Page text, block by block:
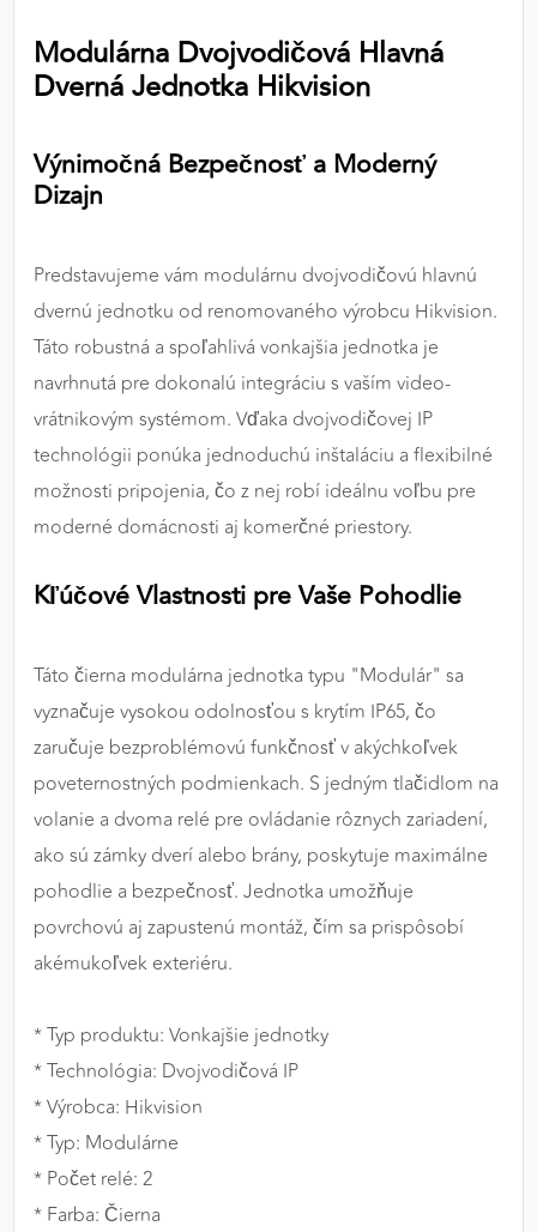
Modulárna Dvojvodičová Hlavná
Dverná Jednotka Hikvision
Výnimočná Bezpečnosť a Moderný
Dizajn
Predstavujeme vám modulárnu dvojvodičovú hlavnú
dvernú jednotku od renomovaného výrobcu Hikvision.
Táto robustná a spoľahlivá vonkajšia jednotka je
navrhnutá pre dokonalú integráciu s vaším video-
vrátnikovým systémom. Vďaka dvojvodičovej IP
technológii ponúka jednoduchú inštaláciu a flexibilné
možnosti pripojenia, čo z nej robí ideálnu voľbu pre
moderné domácnosti aj komerčné priestory.
Kľúčové Vlastnosti pre Vaše Pohodlie
Táto čierna modulárna jednotka typu "Modulár" sa
vyznačuje vysokou odolnosťou s krytím IP65, čo
zaručuje bezproblémovú funkčnosť v akýchkoľvek
poveternostných podmienkach. S jedným tlačidlom na
volanie a dvoma relé pre ovládanie rôznych zariadení,
ako sú zámky dverí alebo brány, poskytuje maximálne
pohodlie a bezpečnosť. Jednotka umožňuje
povrchovú aj zapustenú montáž, čím sa prispôsobí
akémukoľvek exteriéru.
* Typ produktu: Vonkajšie jednotky
* Technológia: Dvojvodičová IP
* Výrobca: Hikvision
* Typ: Modulárne
* Počet relé: 2
* Farba: Čierna
Google Analytics
správania používateľov naprieč webovými
stránkami. Umožňujú nám a našim partnerom
zobrazovať cielenú a relevantnú reklamu, a to na
našom webe aj v reklamných sieťach tretích strán.
Google Ads
Poskytovateľ: Google